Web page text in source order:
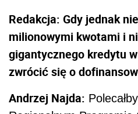
rozpoczynające się od
inwestycji, nawet po 70
Zobacz: Fundusze unijne
Redakcja: Czy wobec